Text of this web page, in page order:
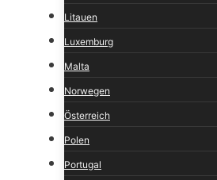
Litauen
Luxemburg
Malta
Norwegen
Österreich
Polen
Portugal